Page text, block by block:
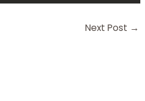
Next Post →